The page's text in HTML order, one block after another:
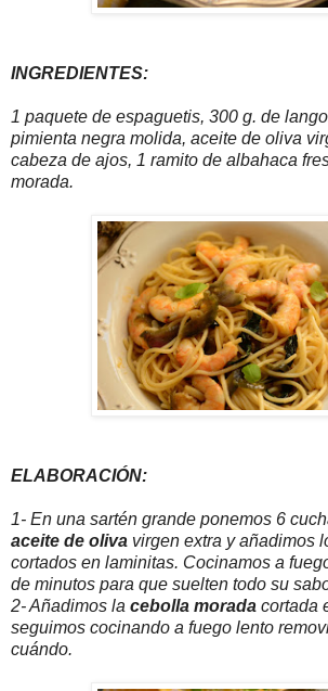
INGREDIENTES:
1 paquete de espaguetis, 300 g. de
pimienta negra molida, aceite de oliva
cabeza de ajos, 1 ramito de albahaca
morada.
ELABORACIÓN:
1- En una sartén grande ponemos 6
aceite de oliva virgen extra y añadimos
cortados en laminitas. Cocinamos a
de minutos para que suelten todo su
2- Añadimos la cebolla morada cortada
seguimos cocinando a fuego lento
cuándo.